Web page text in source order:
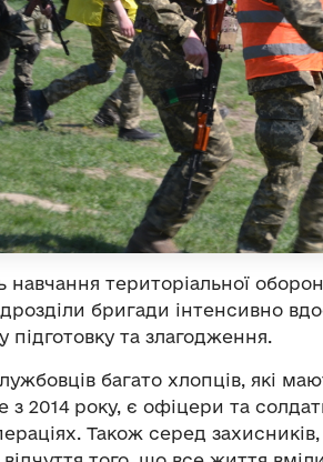
навчання територіальної
бригади інтенсивно
підготовку та злагодження.
багато хлопців, які
2014 року, є офіцери та
Також серед